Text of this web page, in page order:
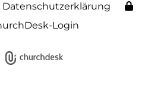
Datenschutzerklärung
Login